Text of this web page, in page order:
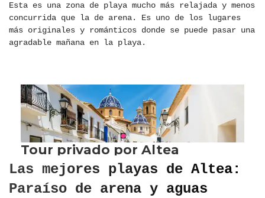
Esta es una zona de playa mucho más relajada y menos
concurrida que la de arena. Es uno de los lugares
más originales y románticos donde se puede pasar una
agradable mañana en la playa.
Las mejores playas de Altea:
Paraíso de arena y aguas